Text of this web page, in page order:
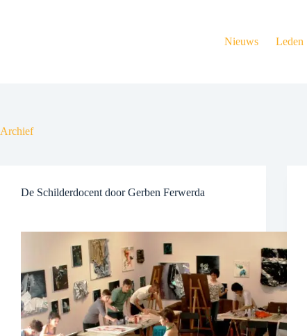
Nieuws Leden
Archief
De Schilderdocent door Gerben Ferwerda